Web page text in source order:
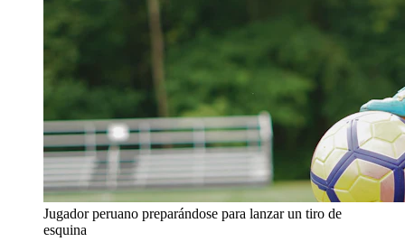
Jugador peruano preparándose para lanzar un tiro de
esquina